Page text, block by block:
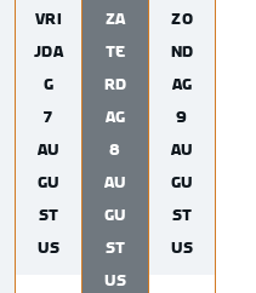
VRI
JDA
G
7
AU
GU
ST
US
ZA
TE
RD
AG
8
AU
GU
ST
US
ZO
ND
AG
9
AU
GU
ST
US